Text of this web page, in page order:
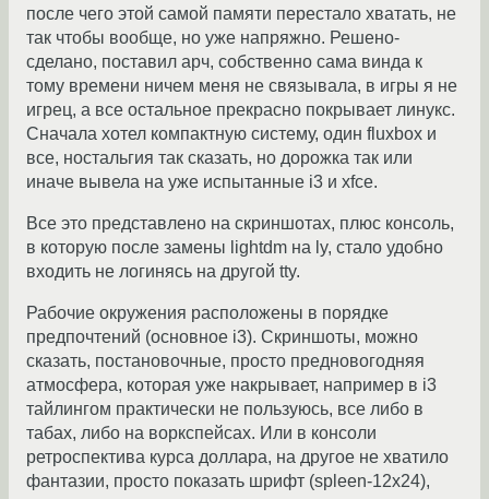
после чего этой самой памяти перестало хватать, не
так чтобы вообще, но уже напряжно. Решено-
сделано, поставил арч, собственно сама винда к
тому времени ничем меня не связывала, в игры я не
игрец, а все остальное прекрасно покрывает линукс.
Сначала хотел компактную систему, один fluxbox и
все, ностальгия так сказать, но дорожка так или
иначе вывела на уже испытанные i3 и xfce.
Все это представлено на скриншотах, плюс консоль,
в которую после замены lightdm на ly, стало удобно
входить не логинясь на другой tty.
Рабочие окружения расположены в порядке
предпочтений (основное i3). Скриншоты, можно
сказать, постановочные, просто предновогодняя
атмосфера, которая уже накрывает, например в i3
тайлингом практически не пользуюсь, все либо в
табах, либо на воркспейсах. Или в консоли
ретроспектива курса доллара, на другое не хватило
фантазии, просто показать шрифт (spleen-12x24),